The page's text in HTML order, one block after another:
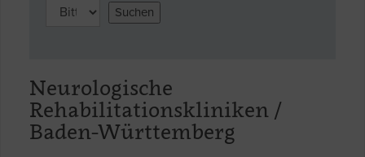
Neurologische
Rehabilitationskliniken /
Baden-Württemberg